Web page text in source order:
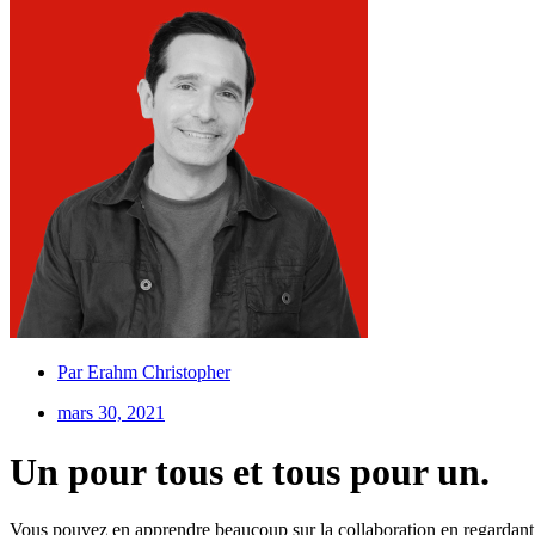
ParErahm Christopher
mars 30, 2021
Un pour tous et tous pour un.
Vous pouvez en apprendre beaucoup sur la collaboration en